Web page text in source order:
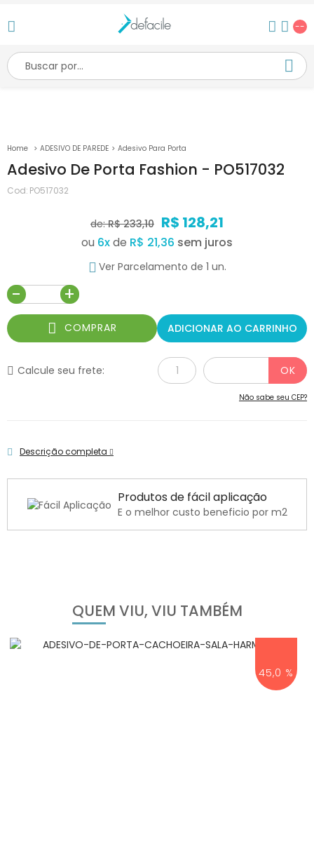
--
ADESIVO DE PAREDE Adesivo Para Porta
Adesivo De Porta Fashion - PO517032
Cod: PO517032
de:R$ 233,10 R$ 128,21
ou 6xde R$ 21,36
Ver Parcelamento de 1 un.
- +
COMPRAR ADICIONAR AO CARRINHO
Calcule seu frete:
Não sabe seu CEP?
Descrição completa
Produtos de fácil aplicação
E o melhor custo beneficio por m2
QUEM VIU, VIU TAMBÉM
45,0 %